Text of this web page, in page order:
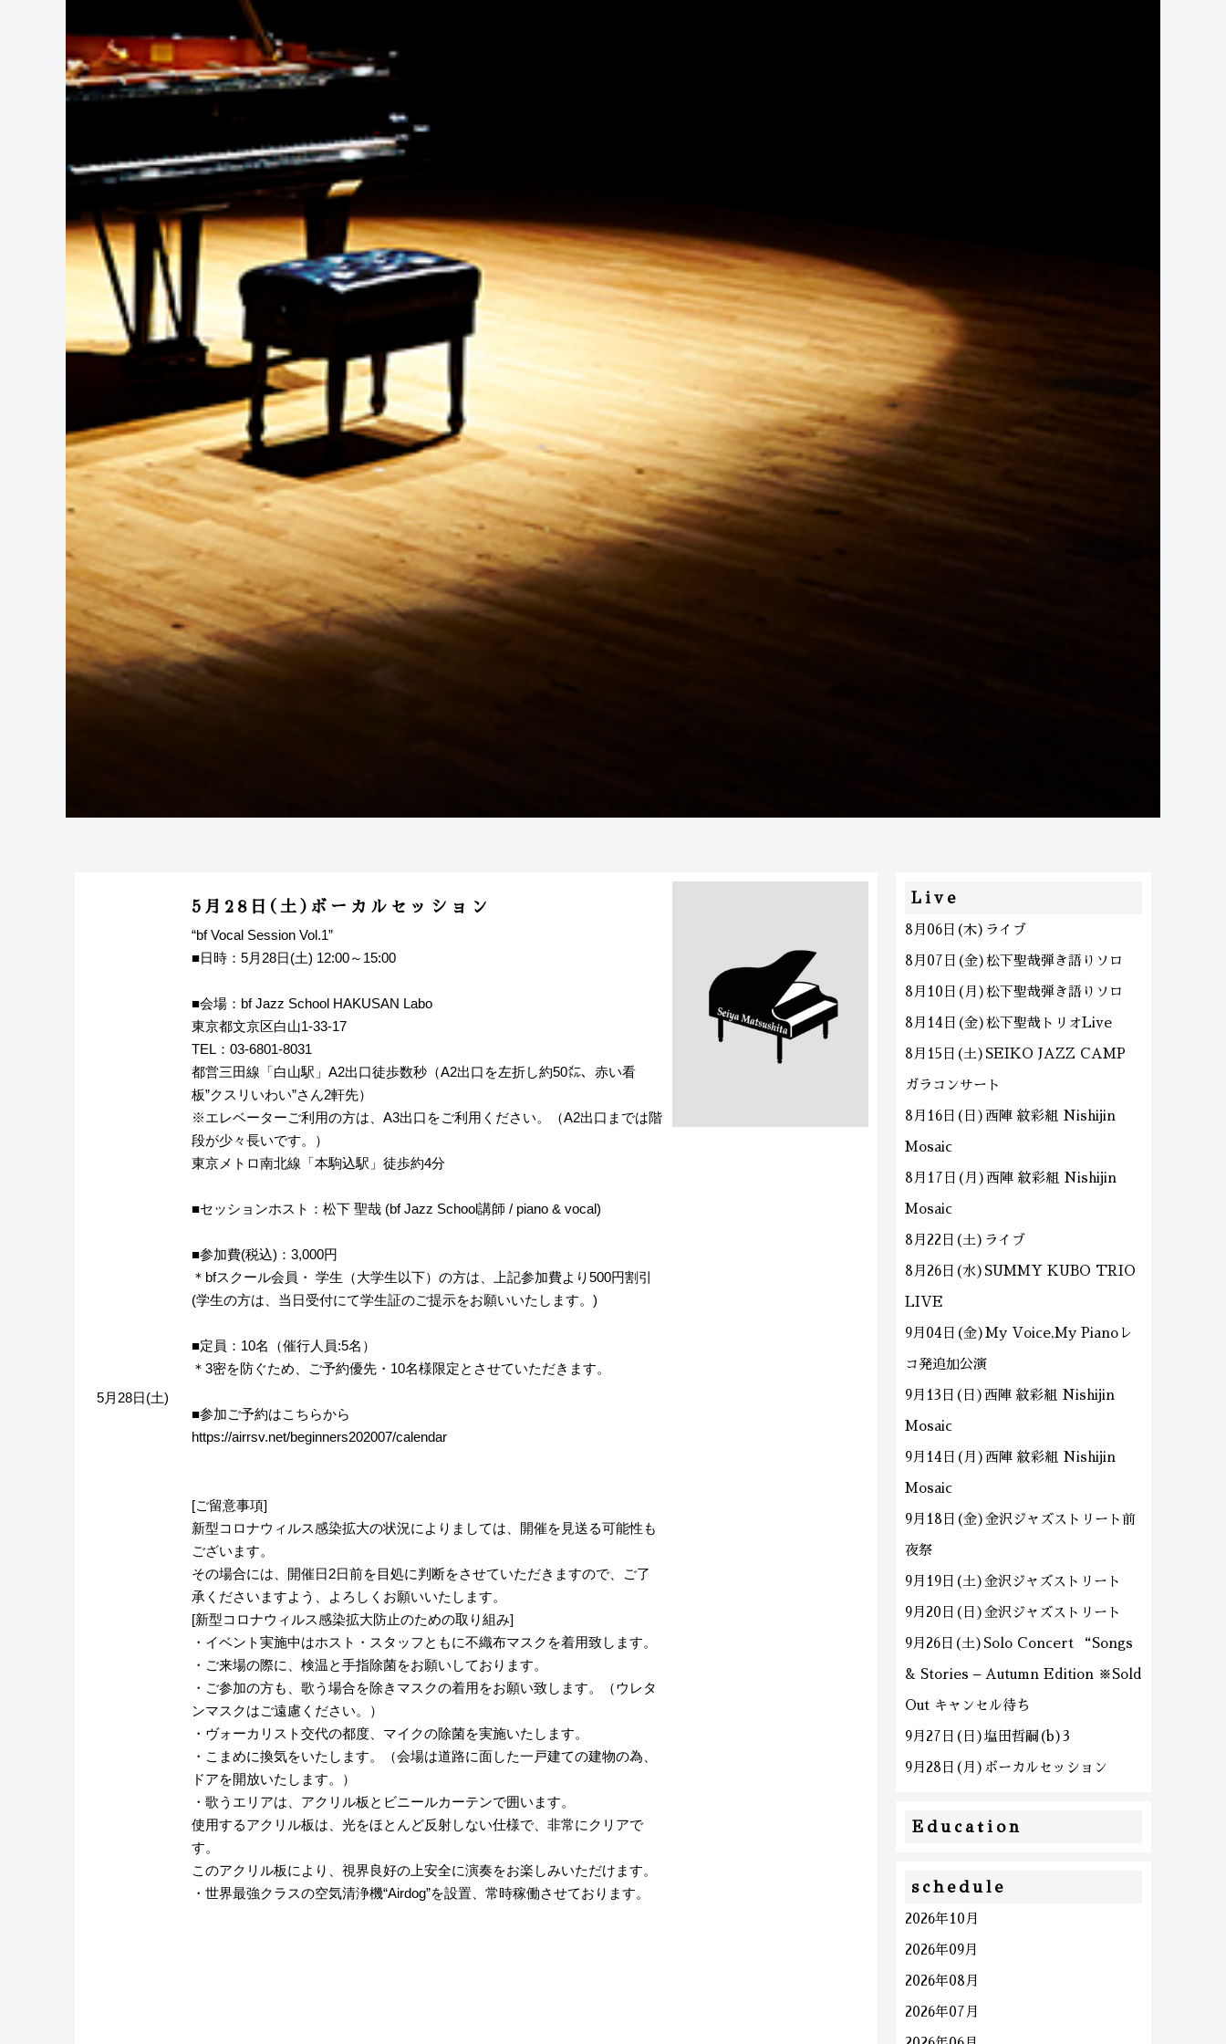
5月28日(土)
5月28日(土)ボーカルセッション
“bf Vocal Session Vol.1”
■日時：5月28日(土) 12:00～15:00
■会場：bf Jazz School HAKUSAN Labo
東京都文京区白山1-33-17
TEL： 03-6801-8031
都営三田線「白山駅」A2出口徒歩数秒（A2出口を左折し約50㍍、赤い看
板”クスリいわい”さん2軒先）
※エレベーターご利用の方は、A3出口をご利用ください。（A2出口までは階
段が少々長いです。）
東京メトロ南北線「本駒込駅」徒歩約4分
■セッションホスト：松下 聖哉 (bf Jazz School講師 / piano & vocal)
■参加費(税込)：3,000円
＊bfスクール会員・ 学生（大学生以下）の方は、上記参加費より500円割引
(学生の方は、当日受付にて学生証のご提示をお願いいたします。)
■定員：10名（催行人員:5名）
＊3密を防ぐため、ご予約優先・10名様限定とさせていただきます。
■参加ご予約はこちらから
https://airrsv.net/beginners202007/calendar
[ご留意事項]
新型コロナウィルス感染拡大の状況によりましては、開催を見送る可能性も
ございます。
その場合には、開催日2日前を目処に判断をさせていただきますので、ご了
承くださいますよう、よろしくお願いいたします。
[新型コロナウィルス感染拡大防止のための取り組み]
・イベント実施中はホスト・スタッフともに不織布マスクを着用致します。
・ご来場の際に、検温と手指除菌をお願いしております。
・ご参加の方も、歌う場合を除きマスクの着用をお願い致します。（ウレタ
ンマスクはご遠慮ください。）
・ヴォーカリスト交代の都度、マイクの除菌を実施いたします。
・こまめに換気をいたします。（会場は道路に面した一戸建ての建物の為、
ドアを開放いたします。）
・歌うエリアは、アクリル板とビニールカーテンで囲います。
使用するアクリル板は、光をほとんど反射しない仕様で、非常にクリアで
す。
このアクリル板により、視界良好の上安全に演奏をお楽しみいただけます。
・世界最強クラスの空気清浄機“Airdog”を設置、常時稼働させております。
Live
8月06日(木)ライブ
8月07日(金)松下聖哉弾き語りソロ
8月10日(月)松下聖哉弾き語りソロ
8月14日(金)松下聖哉トリオLive
8月15日(土)SEIKO JAZZ CAMP
ガラコンサート
8月16日(日)西陣 紋彩組 Nishijin
Mosaic
8月17日(月)西陣 紋彩組 Nishijin
Mosaic
8月22日(土)ライブ
8月26日(水)SUMMY KUBO TRIO
LIVE
9月04日(金)My Voice,My Pianoレ
コ発追加公演
9月13日(日)西陣 紋彩組 Nishijin
Mosaic
9月14日(月)西陣 紋彩組 Nishijin
Mosaic
9月18日(金)金沢ジャズストリート前
夜祭
9月19日(土)金沢ジャズストリート
9月20日(日)金沢ジャズストリート
9月26日(土)Solo Concert “Songs
& Stories – Autumn Edition ※Sold
Out キャンセル待ち
9月27日(日)塩田哲嗣(b)3
9月28日(月)ボーカルセッション
Education
schedule
2026年10月
2026年09月
2026年08月
2026年07月